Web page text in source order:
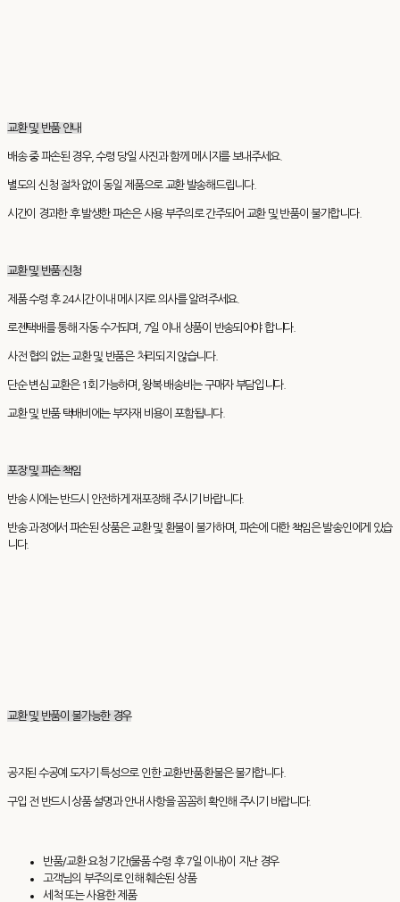
교환 및 반품 안내
배송 중 파손된 경우, 수령 당일 사진과 함께 메시지를 보내주세요.
별도의 신청 절차 없이 동일 제품으로 교환 발송해드립니다.
시간이 경과한 후 발생한 파손은 사용 부주의로 간주되어 교환 및 반품이 불가합니다.
교환 및 반품 신청
제품 수령 후 24시간 이내 메시지로 의사를 알려주세요.
로젠택배를 통해 자동 수거되며, 7일 이내 상품이 반송되어야 합니다.
사전 협의 없는 교환 및 반품은 처리되지 않습니다.
단순 변심 교환은 1회 가능하며, 왕복 배송비는 구매자 부담입니다.
교환 및 반품 택배비에는 부자재 비용이 포함됩니다.
포장 및 파손 책임
반송 시에는 반드시 안전하게 재포장해 주시기 바랍니다.
반송 과정에서 파손된 상품은 교환 및 환불이 불가하며, 파손에 대한 책임은 발송인에게 있습
니다.
교환 및 반품이 불가능한 경우
공지된 수공예 도자기 특성으로 인한 교환·반품·환불은 불가합니다.
구입 전 반드시 상품 설명과 안내 사항을 꼼꼼히 확인해 주시기 바랍니다.
반품/교환 요청 기간(물품 수령 후 7일 이내)이 지난 경우
고객님의 부주의로 인해 훼손된 상품
세척 또는 사용한 제품